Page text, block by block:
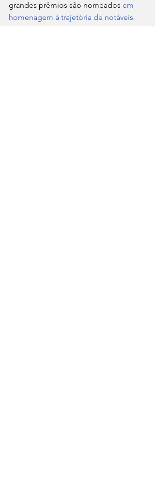
grandes prêmios são nomeados em
homenagem à trajetória de notáveis